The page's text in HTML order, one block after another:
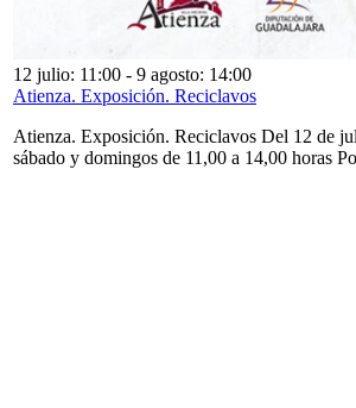
12 julio: 11:00 - 9 agosto: 14:00
Atienza. Exposición. Reciclavos
Atienza. Exposición. Reciclavos Del 12 de
sábado y domingos de 11,00 a 14,00 horas